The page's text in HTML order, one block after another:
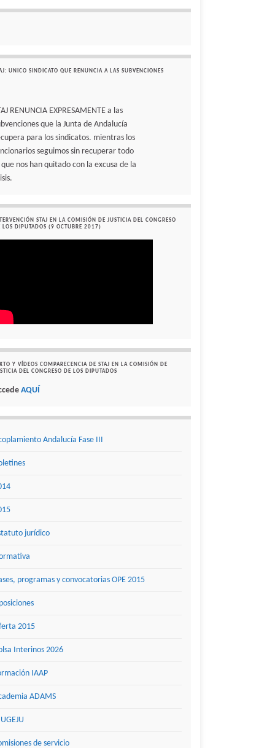
UNICO SINDICATO QUE RENUNCIA A LAS SUBVENCIONES
RENUNCIA EXPRESAMENTE a las
que la Junta de Andalucía
para los sindicatos. mientras los
seguimos sin recuperar todo
que nos han quitado con la excusa de la
STAJ EN LA COMISIÓN DE JUSTICIA DEL CONGRESO
LOS DIPUTADOS (9 OCTUBRE 2017)
Y VÍDEOS COMPARECENCIA DE STAJ EN LA COMISIÓN DE
DEL CONGRESO DE LOS DIPUTADOS
AQUÍ
Andalucía Fase III
jurídico
programas y convocatorias OPE 2015
2015
Interinos 2026
IAAP
ADAMS
de servicio